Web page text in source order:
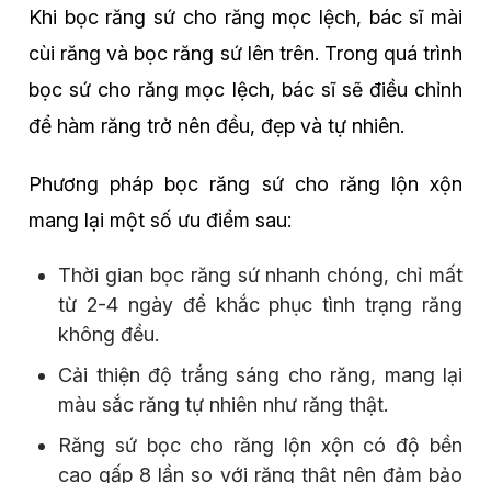
Khi bọc răng sứ cho răng mọc lệch, bác sĩ mài
cùi răng và bọc răng sứ lên trên. Trong quá trình
bọc sứ cho răng mọc lệch, bác sĩ sẽ điều chỉnh
để hàm răng trở nên đều, đẹp và tự nhiên.
Phương pháp bọc răng sứ cho răng lộn xộn
mang lại một số ưu điểm sau:
Thời gian bọc răng sứ nhanh chóng, chỉ mất
từ 2-4 ngày để khắc phục tình trạng răng
không đều.
Cải thiện độ trắng sáng cho răng, mang lại
màu sắc răng tự nhiên như răng thật.
Răng sứ bọc cho răng lộn xộn có độ bền
cao gấp 8 lần so với răng thật nên đảm bảo